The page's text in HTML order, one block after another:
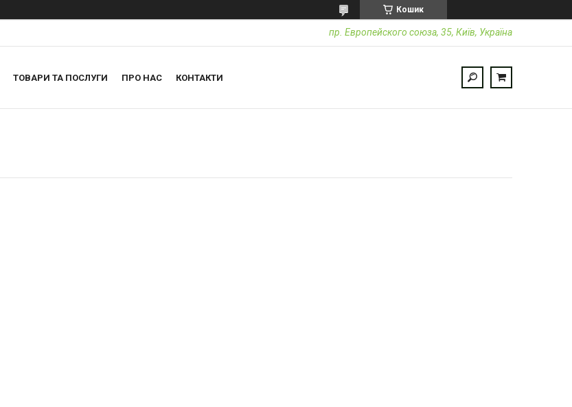
Кошик
пр. Европейского союза, 35, Київ, Україна
ТОВАРИ ТА ПОСЛУГИ ПРО НАС КОНТАКТИ